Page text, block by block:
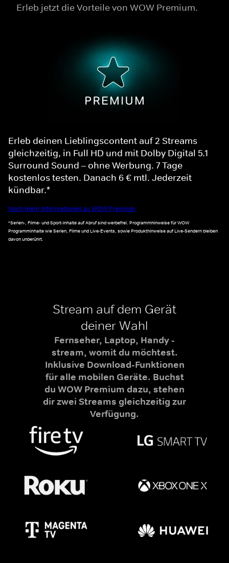
Erleb jetzt die Vorteile von WOW Premium.
Erleb deinen Lieblingscontent auf 2 Streams
gleichzeitig, in Full HD und mit Dolby Digital 5.1
Surround Sound – ohne Werbung. 7 Tage
kostenlos testen. Danach 6 € mtl. Jederzeit
kündbar.*
Noch mehr Informationen zu WOW Premium
*Serien-, Filme- und Sport-Inhalte auf Abruf sind werbefrei. Programmhinweise für WOW
Programminhalte wie Serien, Filme und Live-Events, sowie Produkthinweise auf Live-Sendern bleiben
davon unberührt.
Stream auf dem Gerät
deiner Wahl
Fernseher, Laptop, Handy -
stream, womit du möchtest.
Inklusive Download-Funktionen
für alle mobilen Geräte. Buchst
du WOW Premium dazu, stehen
dir zwei Streams gleichzeitig zur
Verfügung.